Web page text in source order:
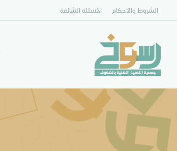
الشروط والأحكام الأسئلة الشائعة